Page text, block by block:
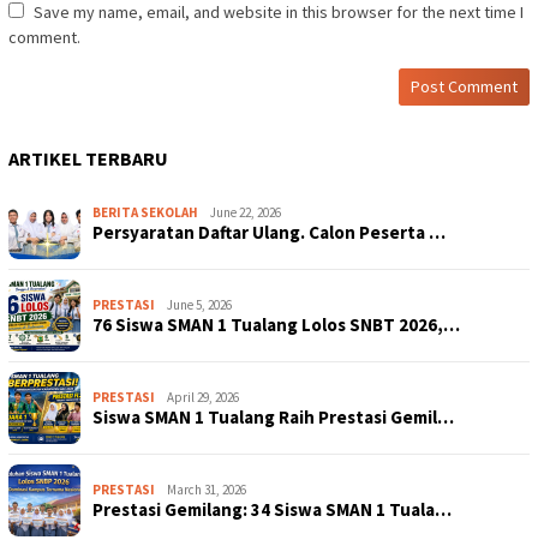
Save my name, email, and website in this browser for the next time I
comment.
ARTIKEL TERBARU
BERITA SEKOLAH June 22, 2026
Persyaratan Daftar Ulang. Calon Peserta …
PRESTASI June 5, 2026
76 Siswa SMAN 1 Tualang Lolos SNBT 2026,…
PRESTASI April 29, 2026
Siswa SMAN 1 Tualang Raih Prestasi Gemil…
PRESTASI March 31, 2026
Prestasi Gemilang: 34 Siswa SMAN 1 Tuala…